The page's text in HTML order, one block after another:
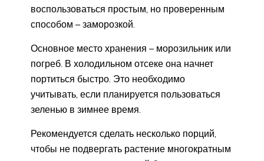
воспользоваться простым, но проверенным
способом – заморозкой.
Основное место хранения – морозильник или
погреб. В холодильном отсеке она начнет
портиться быстро. Это необходимо
учитывать, если планируется пользоваться
зеленью в зимнее время.
Рекомендуется сделать несколько порций,
чтобы не подвергать растение многократным